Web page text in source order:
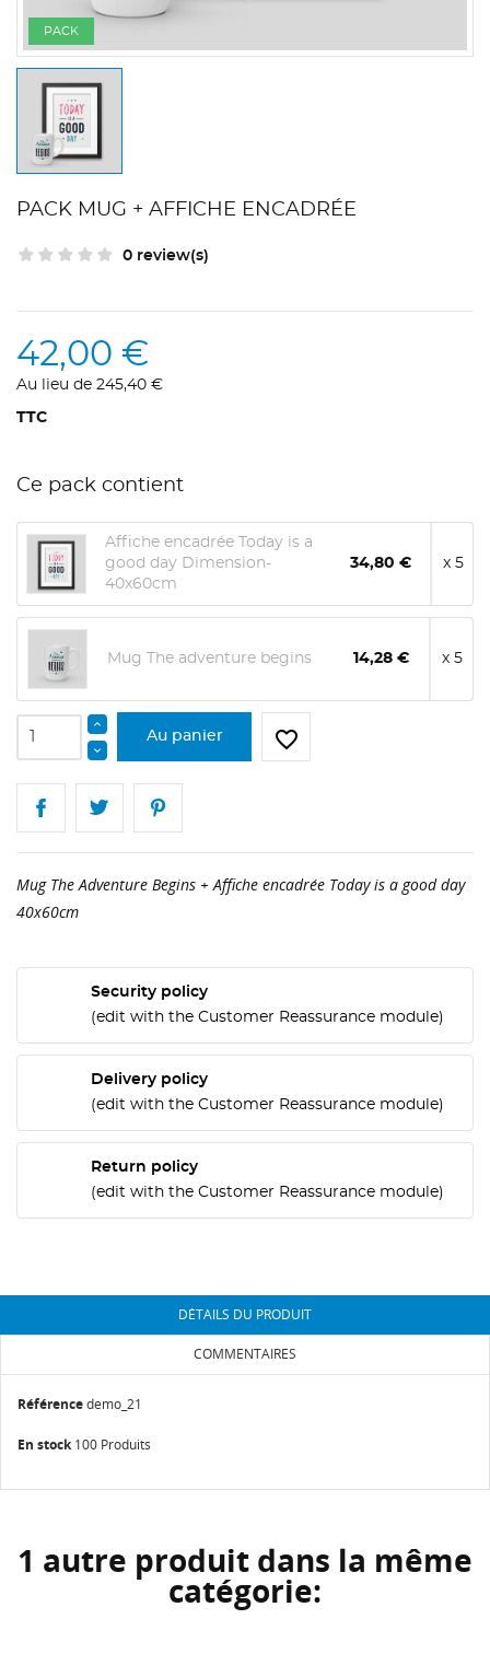
PACK
PACK MUG + AFFICHE ENCADRÉE
0 review(s)
42,00 €
Au lieu de 245,40 €
TTC
Ce pack contient
Affiche encadrée Today is a
good day Dimension-
40x60cm
34,80 € x 5
Mug The adventure begins 14,28 € x 5
Au panier favorite_border
Mug The Adventure Begins + Affiche encadrée Today is a good day
40x60cm
Security policy
(edit with the Customer Reassurance module)
Delivery policy
(edit with the Customer Reassurance module)
Return policy
(edit with the Customer Reassurance module)
DÉTAILS DU PRODUIT
COMMENTAIRES
Référencedemo_21
En stock 100 Produits
1 autre produit dans la même
catégorie:
AJOUTER À MA LISTE D'ENVIES
CRÉER UNE LISTE D'ENVIES
NOM DE LA LISTE D'ENVIES
Annuler
CONNEXION
Vous devez être connecté pour ajouter des produits
à votre liste d'envies.